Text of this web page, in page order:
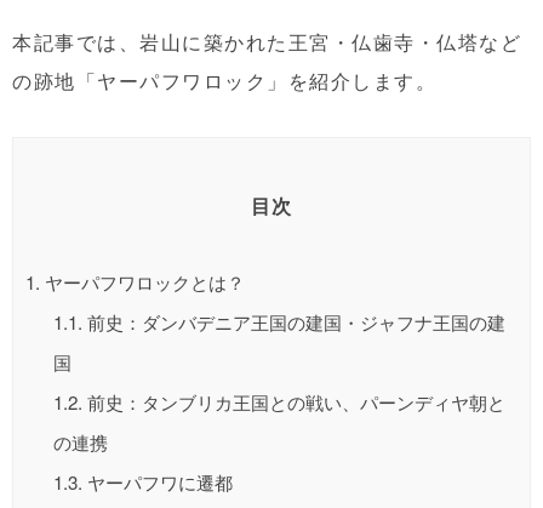
本記事では、岩山に築かれた王宮・仏歯寺・仏塔など
の跡地「ヤーパフワロック」を紹介します。
目次
1. ヤーパフワロックとは？
1.1. 前史：ダンバデニア王国の建国・ジャフナ王国の建
国
1.2. 前史：タンブリカ王国との戦い、パーンディヤ朝と
の連携
1.3. ヤーパフワに遷都